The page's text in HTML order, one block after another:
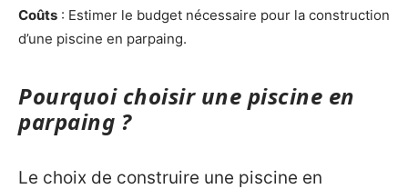
Coûts : Estimer le budget nécessaire pour la construction
d’une piscine en parpaing.
Pourquoi choisir une piscine en
parpaing ?
Le choix de construire une piscine en